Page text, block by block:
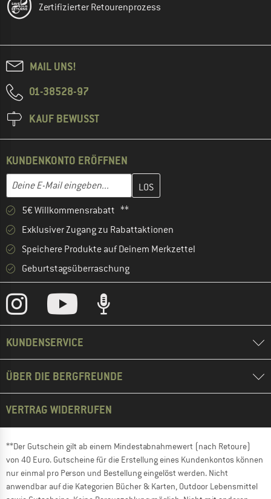
Zertifizierter Retourenprozess
MAIL UNS!
01-38528-97
KAUF BEWUSST
KUNDENKONTO ERÖFFNEN
E-Mail-Adresse
Gib hier deine E-Mail-Adresse ein und erstelle im nächsten
5€ Willkommensrabatt **
Exklusiver Zugang zu Rabattaktionen
Speichere Produkte auf Deinem Merkzettel
Geburtstagsüberraschung
KUNDENSERVICE
ÜBER DIE BERGFREUNDE
VERTRAG WIDERRUFEN
**Der Gutschein gilt ab einem Mindestabnahmewert (nach Retoure)
von 40 Euro. Gutscheine für die Erstellung eines Kundenkontos können
nur einmal pro Person und Bestellung eingelöst werden. Nicht
anwendbar auf die Kategorien Bücher & Karten, Outdoor Lebensmittel